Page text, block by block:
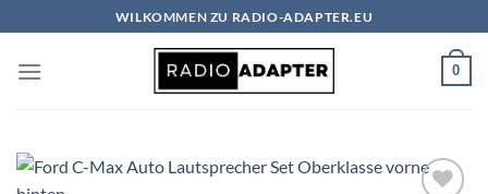
Inhalt
springen
WILKOMMEN ZU RADIO-ADAPTER.EU
0